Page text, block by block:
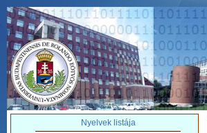
Nyelvek listája